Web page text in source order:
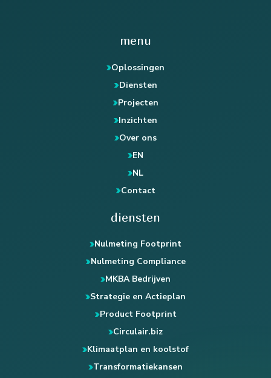
menu
Oplossingen
Diensten
Projecten
Inzichten
Over ons
EN
NL
Contact
diensten
Nulmeting Footprint
Nulmeting Compliance
MKBA Bedrijven
Strategie en Actieplan
Product Footprint
Circulair.biz
Klimaatplan en koolstof
Transformatiekansen